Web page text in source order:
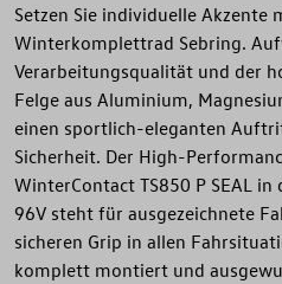
Setzen Sie individuelle Akzente
Winterkomplettrad Sebring.
Verarbeitungsqualität und der
Felge aus Aluminium,
einen sportlich-eleganten
Sicherheit. Der High-
WinterContact TS850 P SEAL
96V steht für ausgezeichnete
sicheren Grip in allen
komplett montiert und